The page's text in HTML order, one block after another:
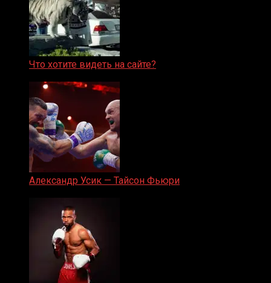
Что хотите видеть на сайте?
Александр Усик — Тайсон Фьюри